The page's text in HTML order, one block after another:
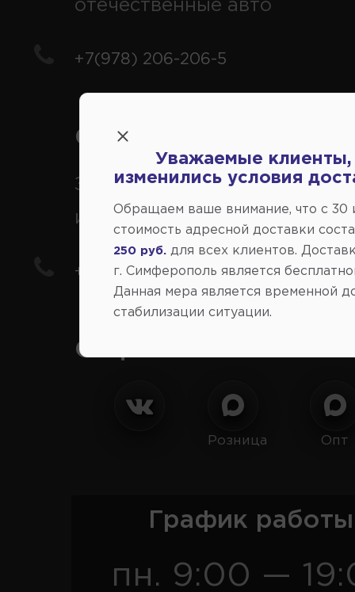
отечественные авто
+7(978) 206-206-5
Справочный центр:
Заказ шин, дисков,
иномарки
+7(978) 206-206-8
Социальные сети:
Розница Опт
График
пн. 9:00 —
Уважаемые клиенты,
изменились условия
Обращаем ваше внимание, что c 30
стоимость адресной доставки
250 руб. для всех клиентов.
г. Симферополь является
Данная мера является временной
стабилизации ситуации.